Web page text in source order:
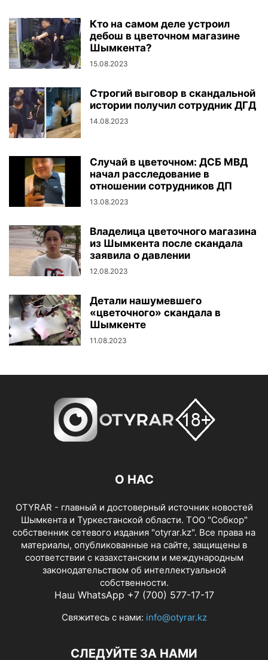
Кто на самом деле устроил
дебош в цветочном магазине
Шымкента?
15.08.2023
Строгий выговор в скандальной
истории получил сотрудник ДГД
14.08.2023
Случай в цветочном: ДСБ МВД
начал расследование в
отношении сотрудников ДП
13.08.2023
Владелица цветочного магазина
из Шымкента после скандала
заявила о давлении
12.08.2023
Детали нашумевшего
«цветочного» скандала в
Шымкенте
11.08.2023
О НАС
OTYRAR - главный и достоверный источник новостей
Шымкента и Туркестанской области. ТОО "Собкор"
собственник сетевого издания "otyrar.kz". Все права на
материалы, опубликованные на сайте, защищены в
соответствии с казахстанским и международным
законодательством об интеллектуальной
собственности.
Наш WhatsApp +7 (700) 577-17-17
Свяжитесь с нами: info@otyrar.kz
СЛЕДУЙТЕ ЗА НАМИ